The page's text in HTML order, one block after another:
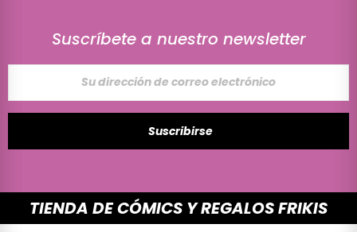
Suscríbete a nuestro newsletter
Suscribirse
TIENDA DE CÓMICS Y REGALOS FRIKIS